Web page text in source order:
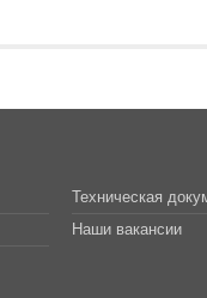
Техническая
Наши вакансии